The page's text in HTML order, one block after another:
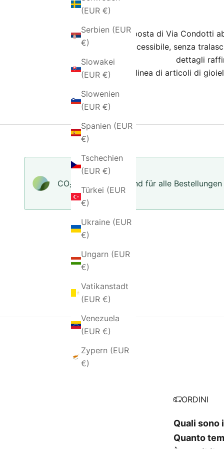
(EUR €)
Serbien (EUR
€)
Slowakei
(EUR €)
Slowenien
(EUR €)
Spanien (EUR
€)
Tschechien
(EUR €)
Türkei (EUR
€)
Ukraine (EUR
€)
Ungarn (EUR
€)
Vatikanstadt
(EUR €)
Venezuela
(EUR €)
Zypern (EUR
€)
Con la proposta di Via Condotti
prezzo accessibile, senza
dettagli
L’intera linea di articoli di
CO₂-neu­t­raler Versand für alle Bestellungen
ORDINI
Quali sono
Quanto